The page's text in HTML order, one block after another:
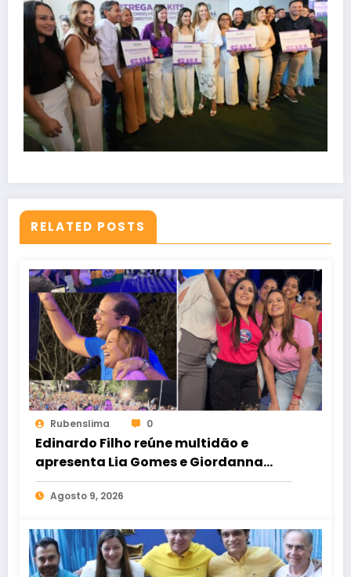
RELATED POSTS
Rubenslima 0
Edinardo Filho reúne multidão e
apresenta Lia Gomes e Giordanna
Mano como suas candidatas a
deputada estadual e federal
Agosto 9, 2026